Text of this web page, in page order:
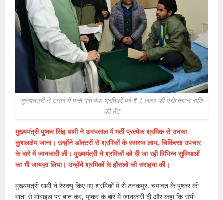
मुख्यमंत्री ने टनल में फंसे प्रत्येक श्रमिकों को ₹ 1 लाख की प्रोत्साहन राशि
की भेंट
मुख्यमंत्री पुष्कर सिंह धामी ने अस्पताल में भर्ती प्रत्येक श्रमिक से उनका
कुशलक्षेम जाना। उन्होंने डॉक्टरों से श्रमिकों के स्वास्थ लाभ, चिकित्सा उपचार
के बारे में जानकारी ली। मुख्यमंत्री ने श्रमिकों को दी जा रही विभिन्न सुविधाओं
का भी जायज़ा लिया। उन्होंने श्रमिकों के हौसलो की सराहना की।
मुख्यमंत्री धामी ने रेस्क्यू किए गए श्रमिकों में से टनकपुर, चंपावत के पुष्कर की
माता से मोबाइल पर बात कर, पुष्कर के बारे में जानकारी दी और कहा कि सभी